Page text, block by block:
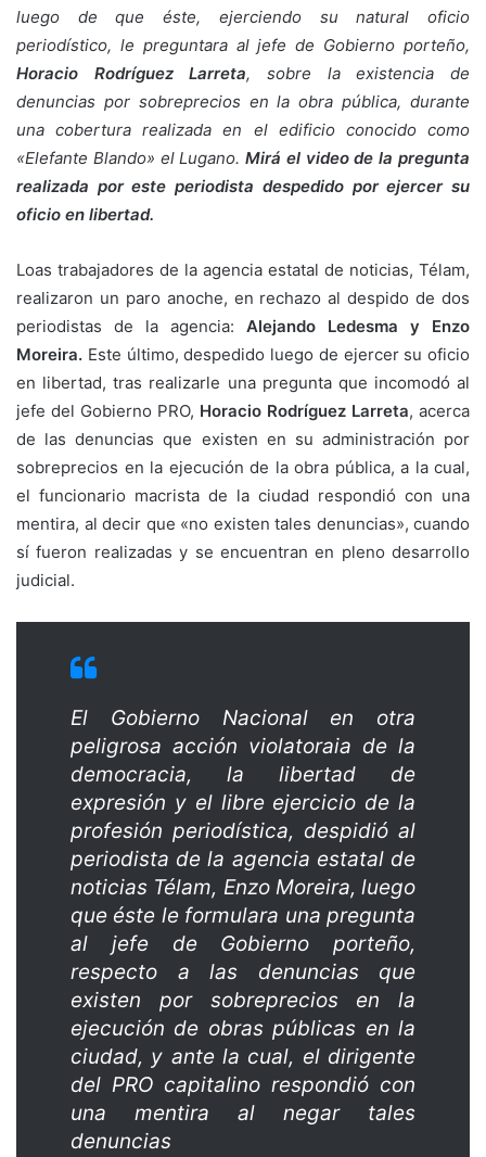
luego de que éste, ejerciendo su natural oficio
periodístico, le preguntara al jefe de Gobierno porteño,
Horacio Rodríguez Larreta, sobre la existencia de
denuncias por sobreprecios en la obra pública, durante
una cobertura realizada en el edificio conocido como
«Elefante Blando» el Lugano.Mirá el video de la pregunta
realizada por este periodista despedido por ejercer su
oficio en libertad.
Loas trabajadores de la agencia estatal de noticias, Télam,
realizaron un paro anoche, en rechazo al despido de dos
periodistas de la agencia: Alejando Ledesma y Enzo
Moreira. Este último, despedido luego de ejercer su oficio
en libertad, tras realizarle una pregunta que incomodó al
jefe del Gobierno PRO, Horacio Rodríguez Larreta, acerca
de las denuncias que existen en su administración por
sobreprecios en la ejecución de la obra pública, a la cual,
el funcionario macrista de la ciudad respondió con una
mentira, al decir que «no existen tales denuncias», cuando
sí fueron realizadas y se encuentran en pleno desarrollo
judicial.
El Gobierno Nacional en otra
peligrosa acción violatoraia de la
democracia, la libertad de
expresión y el libre ejercicio de la
profesión periodística, despidió al
periodista de la agencia estatal de
noticias Télam, Enzo Moreira, luego
que éste le formulara una pregunta
al jefe de Gobierno porteño,
respecto a las denuncias que
existen por sobreprecios en la
ejecución de obras públicas en la
ciudad, y ante la cual, el dirigente
del PRO capitalino respondió con
una mentira al negar tales
denuncias